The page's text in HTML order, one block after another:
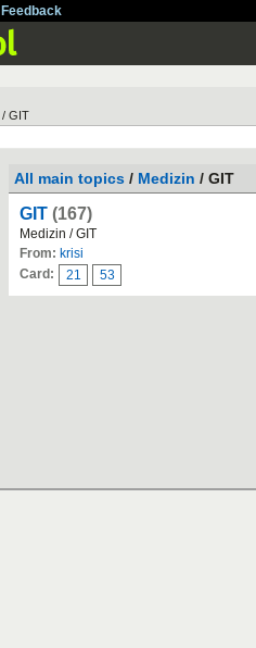
Feedback
/ GIT
All main topics / Medizin / GIT
GIT (167)
Medizin / GIT
From: krisi
Card:
21 53